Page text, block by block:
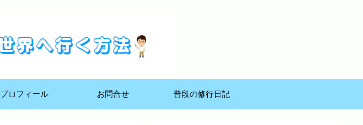
プロフィール お問合せ 普段の修行日記